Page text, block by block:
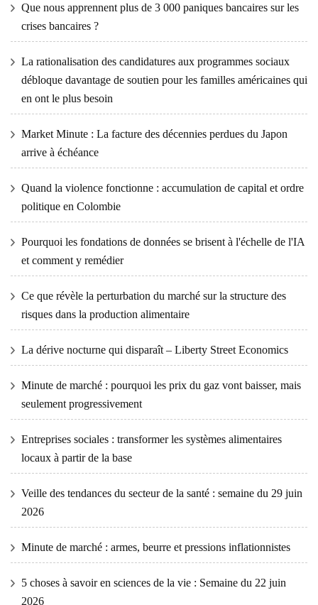
Que nous apprennent plus de 3 000 paniques bancaires sur les
crises bancaires ?
La rationalisation des candidatures aux programmes sociaux
débloque davantage de soutien pour les familles américaines qui
en ont le plus besoin
Market Minute : La facture des décennies perdues du Japon
arrive à échéance
Quand la violence fonctionne : accumulation de capital et ordre
politique en Colombie
Pourquoi les fondations de données se brisent à l'échelle de l'IA
et comment y remédier
Ce que révèle la perturbation du marché sur la structure des
risques dans la production alimentaire
La dérive nocturne qui disparaît – Liberty Street Economics
Minute de marché : pourquoi les prix du gaz vont baisser, mais
seulement progressivement
Entreprises sociales : transformer les systèmes alimentaires
locaux à partir de la base
Veille des tendances du secteur de la santé : semaine du 29 juin
2026
Minute de marché : armes, beurre et pressions inflationnistes
5 choses à savoir en sciences de la vie : Semaine du 22 juin
2026